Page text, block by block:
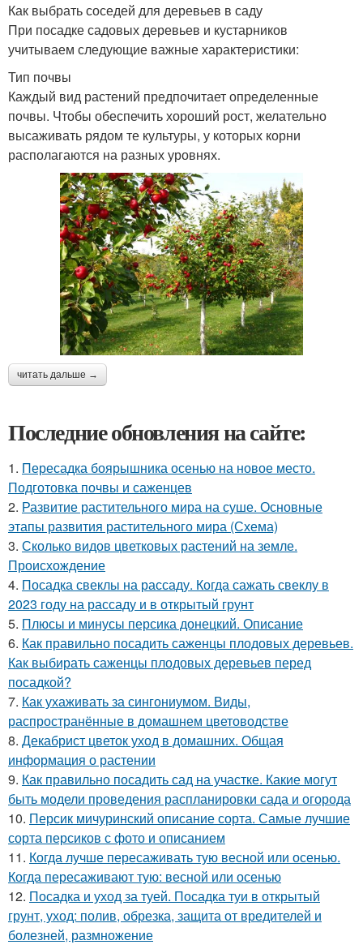
Как выбрать соседей для деревьев в саду
При посадке садовых деревьев и кустарников
учитываем следующие важные характеристики:
Тип почвы
Каждый вид растений предпочитает определенные
почвы. Чтобы обеспечить хороший рост, желательно
высаживать рядом те культуры, у которых корни
располагаются на разных уровнях.
читать дальше →
Последние обновления на сайте:
1. Пересадка боярышника осенью на новое место.
Подготовка почвы и саженцев
2. Развитие растительного мира на суше. Основные
этапы развития растительного мира (Схема)
3. Сколько видов цветковых растений на земле.
Происхождение
4. Посадка свеклы на рассаду. Когда сажать свеклу в
2023 году на рассаду и в открытый грунт
5. Плюсы и минусы персика донецкий. Описание
6. Как правильно посадить саженцы плодовых деревьев.
Как выбирать саженцы плодовых деревьев перед
посадкой?
7. Как ухаживать за сингониумом. Виды,
распространённые в домашнем цветоводстве
8. Декабрист цветок уход в домашних. Общая
информация о растении
9. Как правильно посадить сад на участке. Какие могут
быть модели проведения распланировки сада и огорода
10. Персик мичуринский описание сорта. Самые лучшие
сорта персиков с фото и описанием
11. Когда лучше пересаживать тую весной или осенью.
Когда пересаживают тую: весной или осенью
12. Посадка и уход за туей. Посадка туи в открытый
грунт, уход: полив, обрезка, защита от вредителей и
болезней, размножение